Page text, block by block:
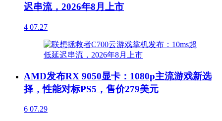
迟串流，2026年8月上市
4 07.27
AMD发布RX 9050显卡：1080p主流游戏新选
择，性能对标PS5，售价279美元
6 07.29